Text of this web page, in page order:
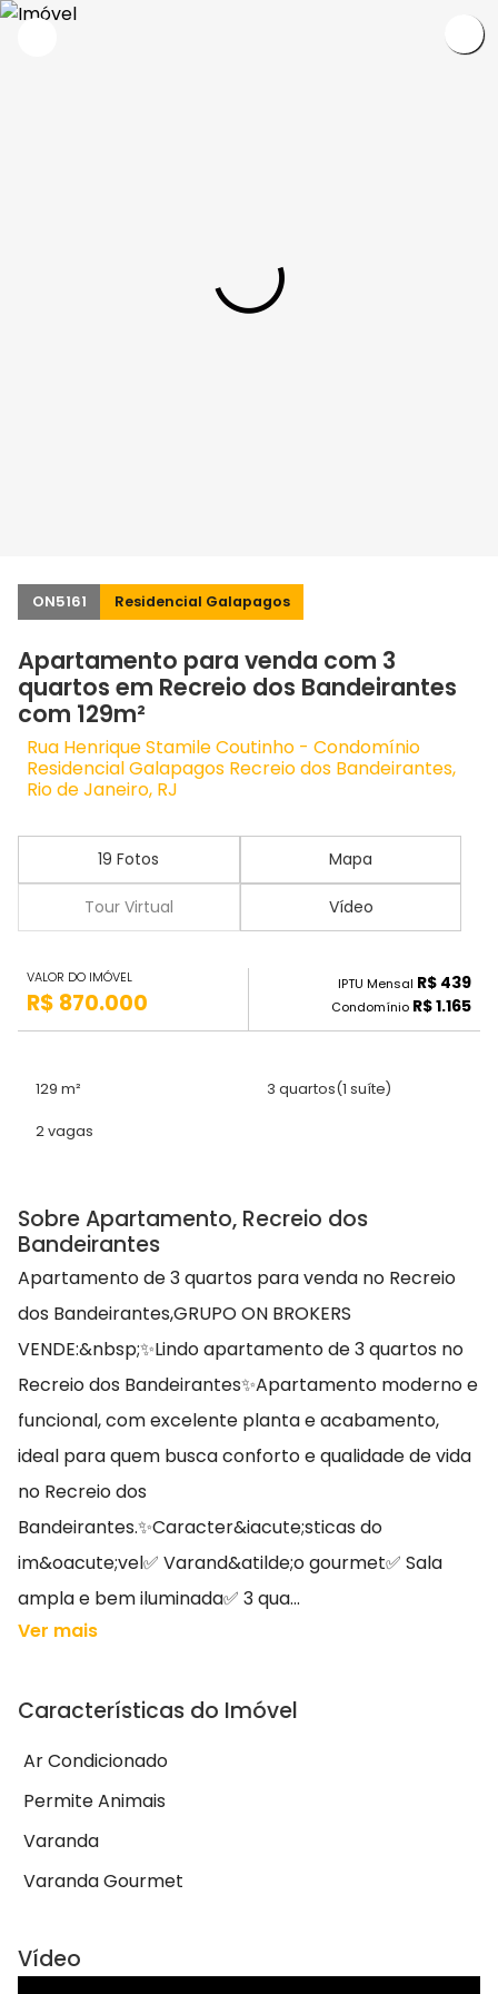
ON5161 Residencial Galapagos
Apartamento para venda com 3
quartos em Recreio dos Bandeirantes
com 129m²
Rua Henrique Stamile Coutinho - Condomínio
Residencial Galapagos Recreio dos Bandeirantes,
Rio de Janeiro, RJ
19 Fotos Mapa
Tour Virtual Vídeo
VALOR DO IMÓVEL
R$ 870.000
IPTU Mensal R$ 439
Condomínio R$ 1.165
129 m² 3 quartos(1 suíte)
2 vagas
Sobre Apartamento, Recreio dos
Bandeirantes
Apartamento de 3 quartos para venda no Recreio
dos Bandeirantes,GRUPO ON BROKERS
VENDE:&nbsp;✨Lindo apartamento de 3 quartos no
Recreio dos Bandeirantes✨Apartamento moderno e
funcional, com excelente planta e acabamento,
ideal para quem busca conforto e qualidade de vida
no Recreio dos
Bandeirantes.✨Caracter&iacute;sticas do
im&oacute;vel✅ Varand&atilde;o gourmet✅ Sala
ampla e bem iluminada✅ 3 qua...
Ver mais
Características do Imóvel
Ar Condicionado
Permite Animais
Varanda
Varanda Gourmet
Vídeo